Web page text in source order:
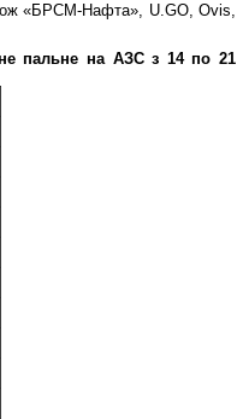
«БРСМ-Нафта», U.GO, Ovis,
пальне на АЗС з 14 по 21